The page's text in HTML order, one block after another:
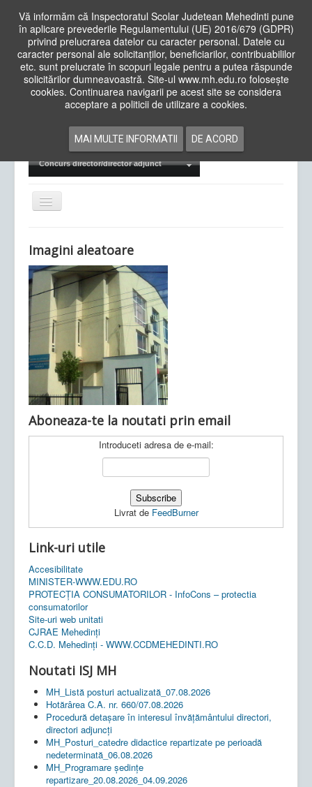
Vă informăm că Inspectoratul Scolar Judetean Mehedinti pune
în aplicare prevederile Regulamentului (UE) 2016/679 (GDPR)
privind prelucrarea datelor cu caracter personal. Datele cu
caracter personal ale solicitanților, beneficiarilor, contribuabililor
etc. sunt prelucrate în scopuri legale pentru a putea răspunde
solicitărilor dumneavoastră. Site-ul www.mh.edu.ro folosește
cookies. Continuarea navigarii pe acest site se considera
acceptare a politicii de utilizare a cookies.
MAI MULTE INFORMATII DE ACORD
Cauta
in
siteAcasa Cadre Didactice
Examene Naționale
Concurs director/director adjunct
Comută
navigarea
Ultimele articole: Vi, 04.11.2022 -
Județean Mehedinți
Imagini aleatoare
Aboneaza-te la noutati prin email
Introduceti adresa de e-mail:
Livrat de FeedBurner
Link-uri utile
Accesibilitate
MINISTER-WWW.EDU.RO
PROTECȚIA CONSUMATORILOR - InfoCons – protectia
consumatorilor
Site-uri web unitati
CJRAE Mehedinți
C.C.D. Mehedinţi - WWW.CCDMEHEDINTI.RO
Noutati ISJ MH
MH_Listă posturi actualizată_07.08.2026
Hotărârea C.A. nr. 660/07.08.2026
Procedură detașare în interesul învățământului directori,
directori adjuncți
MH_Posturi_catedre didactice repartizate pe perioadă
nedeterminată_06.08.2026
MH_Programare ședințe
repartizare_20.08.2026_04.09.2026